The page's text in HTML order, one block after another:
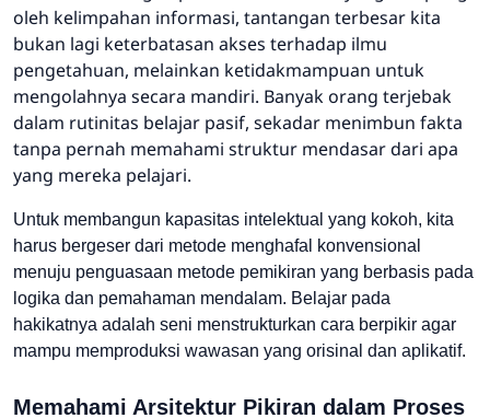
oleh kelimpahan informasi, tantangan terbesar kita
bukan lagi keterbatasan akses terhadap ilmu
pengetahuan, melainkan ketidakmampuan untuk
mengolahnya secara mandiri. Banyak orang terjebak
dalam rutinitas belajar pasif, sekadar menimbun fakta
tanpa pernah memahami struktur mendasar dari apa
yang mereka pelajari.
Untuk membangun kapasitas intelektual yang kokoh, kita
harus bergeser dari metode menghafal konvensional
menuju penguasaan metode pemikiran yang berbasis pada
logika dan pemahaman mendalam. Belajar pada
hakikatnya adalah seni menstrukturkan cara berpikir agar
mampu memproduksi wawasan yang orisinal dan aplikatif.
Memahami Arsitektur Pikiran dalam Proses